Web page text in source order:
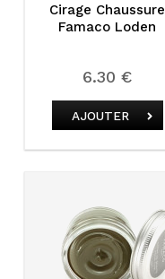
Cirage Chaussure
Famaco Loden
6.30 €
AJOUTER